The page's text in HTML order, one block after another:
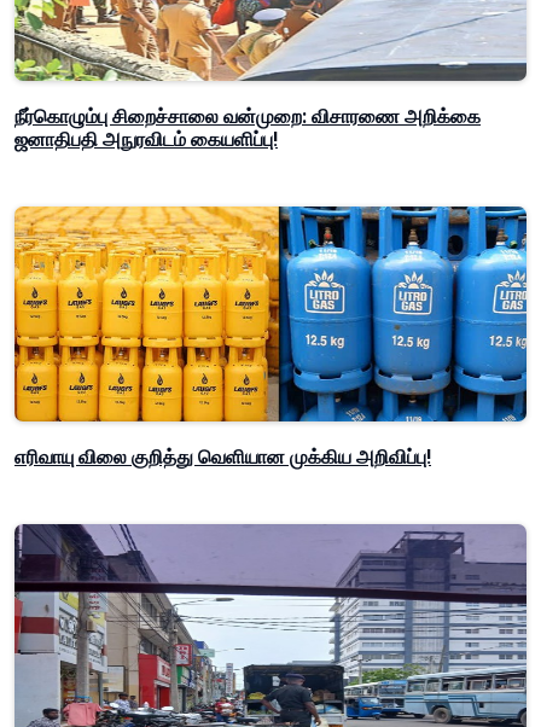
நீர்கொழும்பு சிறைச்சாலை வன்முறை: விசாரணை அறிக்கை
ஜனாதிபதி அநுரவிடம் கையளிப்பு!
எரிவாயு விலை குறித்து வெளியான முக்கிய அறிவிப்பு!